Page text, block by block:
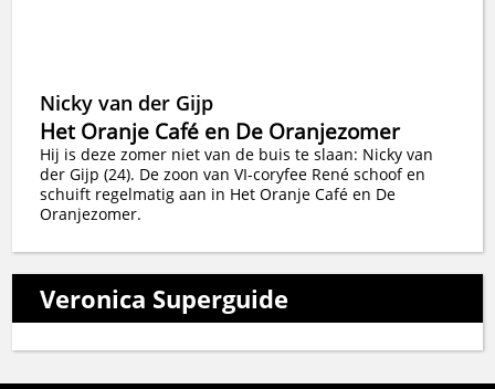
Nicky van der Gijp
Het Oranje Café en De Oranjezomer
Hij is deze zomer niet van de buis te slaan: Nicky van
der Gijp (24). De zoon van VI-coryfee René schoof en
schuift regelmatig aan in Het Oranje Café en De
Oranjezomer.
Veronica Superguide